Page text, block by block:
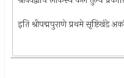
इति श्रीपद्मपुराणे प्रथमे सृष्टिखंडे